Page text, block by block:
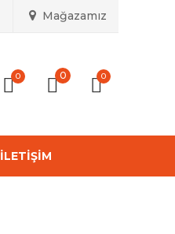
Mağazamız
0
0
0
İLETIŞIM